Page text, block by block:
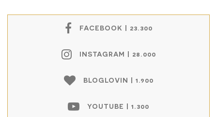
FACEBOOK | 23.300
INSTAGRAM | 28.000
BLOGLOVIN | 1.900
YOUTUBE | 1.300